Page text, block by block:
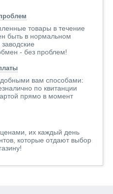
товары в течение
быть в нормальном
- без проблем!
вам способами:
по квитанции
прямо в момент
их каждый день
которые отдают выбор